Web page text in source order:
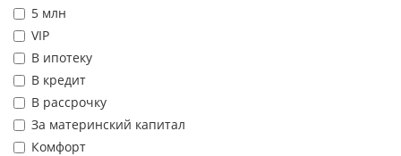
5 млн
VIP
В ипотеку
В кредит
В рассрочку
За материнский капитал
Комфорт